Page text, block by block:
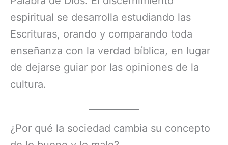
espiritual se desarrolla estudiando las
Escrituras, orando y comparando toda
enseñanza con la verdad bíblica, en lugar
de dejarse guiar por las opiniones de la
cultura.
¿Por qué la sociedad cambia su concepto